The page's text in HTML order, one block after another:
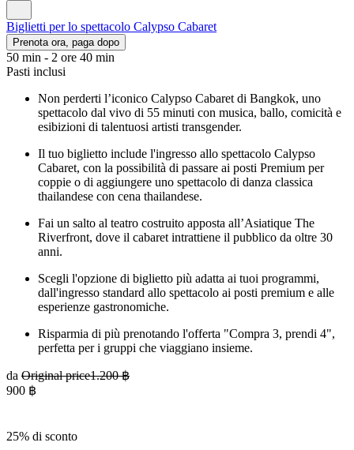
Biglietti per lo spettacolo Calypso Cabaret
Prenota ora, paga dopo
50 min - 2 ore 40 min
Pasti inclusi
Non perderti l’iconico Calypso Cabaret di Bangkok, uno
spettacolo dal vivo di 55 minuti con musica, ballo, comicità e
esibizioni di talentuosi artisti transgender.
Il tuo biglietto include l'ingresso allo spettacolo Calypso
Cabaret, con la possibilità di passare ai posti Premium per
coppie o di aggiungere uno spettacolo di danza classica
thailandese con cena thailandese.
Fai un salto al teatro costruito apposta all’Asiatique The
Riverfront, dove il cabaret intrattiene il pubblico da oltre 30
anni.
Scegli l'opzione di biglietto più adatta ai tuoi programmi,
dall'ingresso standard allo spettacolo ai posti premium e alle
esperienze gastronomiche.
Risparmia di più prenotando l'offerta "Compra 3, prendi 4",
perfetta per i gruppi che viaggiano insieme.
da Original price1.200 ฿
900 ฿
25% di sconto